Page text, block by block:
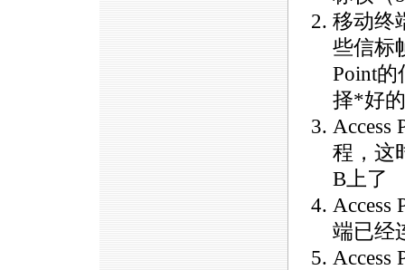
移动终
些信标
Point
择*好
Access
程，这
B上了
Access
端已经
Access